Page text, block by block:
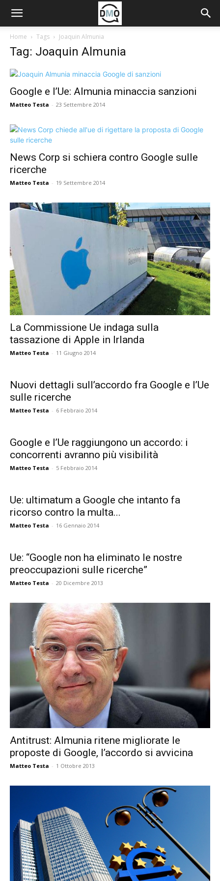
Home Tags Joaquin Almunia
Tag: Joaquin Almunia
Google e l’Ue: Almunia minaccia sanzioni
Matteo Testa - 23 Settembre 2014
News Corp si schiera contro Google sulle
ricerche
Matteo Testa - 19 Settembre 2014
La Commissione Ue indaga sulla
tassazione di Apple in Irlanda
Matteo Testa - 11 Giugno 2014
Nuovi dettagli sull’accordo fra Google e l’Ue
sulle ricerche
Matteo Testa - 6 Febbraio 2014
Google e l’Ue raggiungono un accordo: i
concorrenti avranno più visibilità
Matteo Testa - 5 Febbraio 2014
Ue: ultimatum a Google che intanto fa
ricorso contro la multa...
Matteo Testa - 16 Gennaio 2014
Ue: “Google non ha eliminato le nostre
preoccupazioni sulle ricerche”
Matteo Testa - 20 Dicembre 2013
Antitrust: Almunia ritene migliorate le
proposte di Google, l’accordo si avvicina
Matteo Testa - 1 Ottobre 2013